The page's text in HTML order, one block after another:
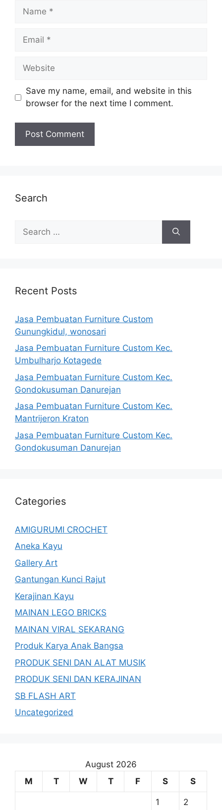
Name
Email
Website
Save my name, email, and website in this
browser for the next time I comment.
Search
for:
Recent Posts
Jasa Pembuatan Furniture Custom
Gunungkidul, wonosari
Jasa Pembuatan Furniture Custom Kec.
Umbulharjo Kotagede
Jasa Pembuatan Furniture Custom Kec.
Gondokusuman Danurejan
Jasa Pembuatan Furniture Custom Kec.
Mantrijeron Kraton
Jasa Pembuatan Furniture Custom Kec.
Gondokusuman Danurejan
Categories
AMIGURUMI CROCHET
Aneka Kayu
Gallery Art
Gantungan Kunci Rajut
Kerajinan Kayu
MAINAN LEGO BRICKS
MAINAN VIRAL SEKARANG
Produk Karya Anak Bangsa
PRODUK SENI DAN ALAT MUSIK
PRODUK SENI DAN KERAJINAN
SB FLASH ART
Uncategorized
August 2026
M
T W T F S S
1 2